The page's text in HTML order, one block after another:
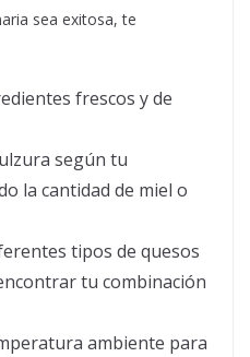
sea exitosa, te
frescos y de
según tu
la cantidad de miel o
tipos de quesos
tu combinación
ambiente para